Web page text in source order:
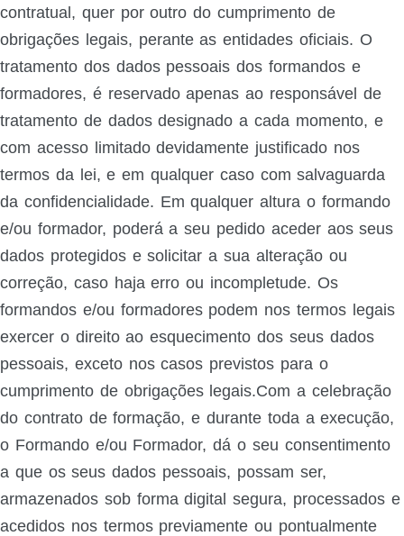
contratual, quer por outro do cumprimento de
obrigações legais, perante as entidades oficiais. O
tratamento dos dados pessoais dos formandos e
formadores, é reservado apenas ao responsável de
tratamento de dados designado a cada momento, e
com acesso limitado devidamente justificado nos
termos da lei, e em qualquer caso com salvaguarda
da confidencialidade. Em qualquer altura o formando
e/ou formador, poderá a seu pedido aceder aos seus
dados protegidos e solicitar a sua alteração ou
correção, caso haja erro ou incompletude. Os
formandos e/ou formadores podem nos termos legais
exercer o direito ao esquecimento dos seus dados
pessoais, exceto nos casos previstos para o
cumprimento de obrigações legais.Com a celebração
do contrato de formação, e durante toda a execução,
o Formando e/ou Formador, dá o seu consentimento
a que os seus dados pessoais, possam ser,
armazenados sob forma digital segura, processados e
acedidos nos termos previamente ou pontualmente